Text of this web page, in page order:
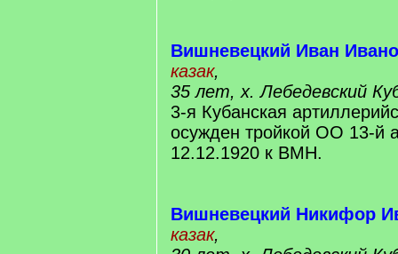
Вишневецкий Иван
казак,
35 лет, х. Лебедевский
3-я Кубанская
осужден тройкой ОО 13-й
12.12.1920 к ВМН.
Вишневецкий Никифор
казак,